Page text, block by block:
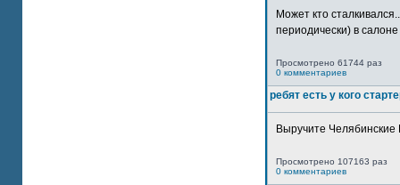
Может кто
периодически) в
Просмотрено 61744 раз
0 комментариев
ребят есть у кого
Выручите
Просмотрено 107163 раз
0 комментариев